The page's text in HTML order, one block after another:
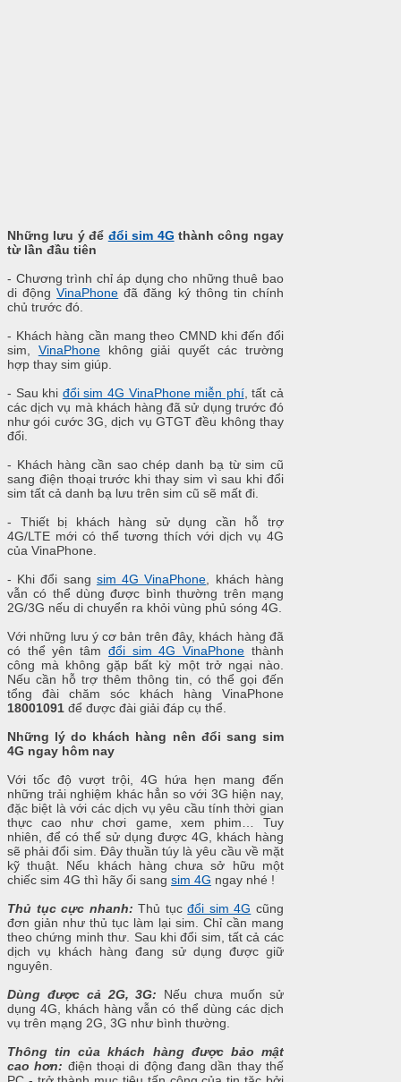
Những lưu ý để đổi sim 4G thành công ngay
từ lần đầu tiên
- Chương trình chỉ áp dụng cho những thuê bao
di độngVinaPhone đã đăng ký thông tin chính
chủ trước đó.
- Khách hàng cần mang theo CMND khi đến đổi
sim, VinaPhonekhông giải quyết các trường
hợp thay sim giúp.
- Sau khi đổi sim 4G VinaPhone miễn phí, tất cả
các dịch vụ mà khách hàng đã sử dụng trước đó
như gói cước 3G, dịch vụ GTGT đều không thay
đổi.
- Khách hàng cần sao chép danh bạ từ sim cũ
sang điện thoại trước khi thay sim vì sau khi đổi
sim tất cả danh bạ lưu trên sim cũ sẽ mất đi.
- Thiết bị khách hàng sử dụng cần hỗ trợ
4G/LTE mới có thể tương thích với dịch vụ 4G
của VinaPhone.
- Khi đổi sang sim 4G VinaPhone , khách hàng
vẫn có thể dùng được bình thường trên mạng
2G/3G nếu di chuyển ra khỏi vùng phủ sóng 4G.
Với những lưu ý cơ bản trên đây, khách hàng đã
có thể yên tâm đổi sim 4G VinaPhone thành
công mà không gặp bất kỳ một trở ngại nào.
Nếu cần hỗ trợ thêm thông tin, có thể gọi đến
tổng đài chăm sóc khách hàng VinaPhone
18001091 để được đài giải đáp cụ thể.
Những lý do khách hàng nên đổi sang sim
4G ngay hôm nay
Với tốc độ vượt trội, 4G hứa hẹn mang đến
những trải nghiệm khác hẳn so với 3G hiện nay,
đặc biệt là với các dịch vụ yêu cầu tính thời gian
thực cao như chơi game, xem phim… Tuy
nhiên, để có thể sử dụng được 4G, khách hàng
sẽ phải đổi sim. Đây thuần túy là yêu cầu về mặt
kỹ thuật. Nếu khách hàng chưa sở hữu một
chiếc sim 4G thì hãy ổi sang sim 4G ngay nhé !
Thủ tục cực nhanh: Thủ tụcđổi sim 4G cũng
đơn giản như thủ tục làm lại sim. Chỉ cần mang
theo chứng minh thư. Sau khi đổi sim, tất cả các
dịch vụ khách hàng đang sử dụng được giữ
nguyên.
Dùng được cả 2G, 3G: Nếu chưa muốn sử
dụng 4G, khách hàng vẫn có thể dùng các dịch
vụ trên mạng 2G, 3G như bình thường.
Thông tin của khách hàng được bảo mật
cao hơn: điện thoại di động đang dần thay thế